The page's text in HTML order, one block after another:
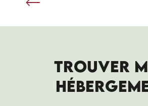
TROUVER